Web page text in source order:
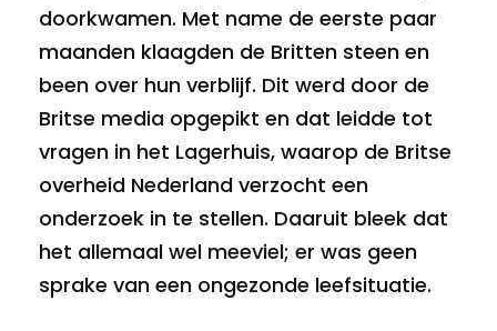
doorkwamen. Met name de eerste paar
maanden klaagden de Britten steen en
been over hun verblijf. Dit werd door de
Britse media opgepikt en dat leidde tot
vragen in het Lagerhuis, waarop de Britse
overheid Nederland verzocht een
onderzoek in te stellen. Daaruit bleek dat
het allemaal wel meeviel; er was geen
sprake van een ongezonde leefsituatie.